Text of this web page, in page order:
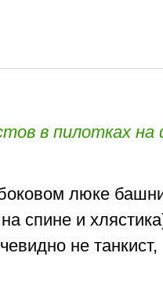
в пилотках
люке
спине и
не